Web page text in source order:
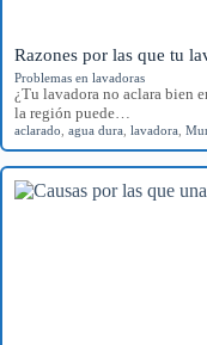
Razones por las que tu
Problemas en lavadoras
¿Tu lavadora no aclara bien
la región puede…
aclarado agua dura lavadora